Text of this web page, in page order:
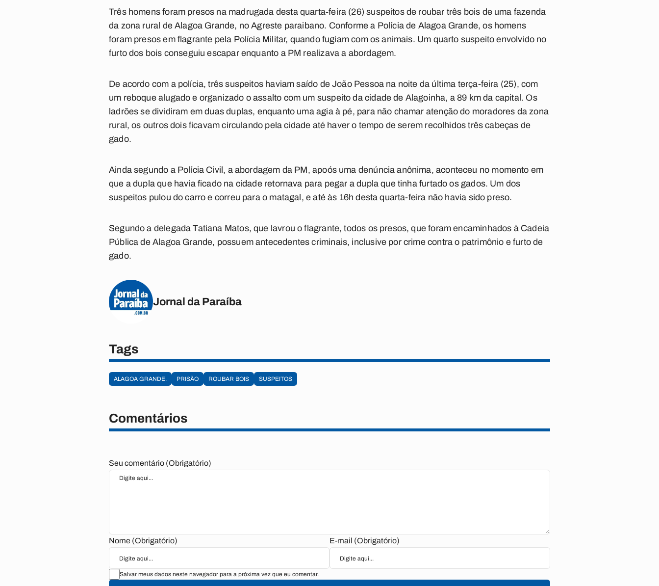
Três homens foram presos na madrugada desta quarta-feira (26) suspeitos de roubar três bois de uma fazenda
da zona rural de Alagoa Grande, no Agreste paraibano. Conforme a Polícia de Alagoa Grande, os homens
foram presos em flagrante pela Polícia Militar, quando fugiam com os animais. Um quarto suspeito envolvido no
furto dos bois conseguiu escapar enquanto a PM realizava a abordagem.
De acordo com a polícia, três suspeitos haviam saído de João Pessoa na noite da última terça-feira (25), com
um reboque alugado e organizado o assalto com um suspeito da cidade de Alagoinha, a 89 km da capital. Os
ladrões se dividiram em duas duplas, enquanto uma agia à pé, para não chamar atenção do moradores da zona
rural, os outros dois ficavam circulando pela cidade até haver o tempo de serem recolhidos três cabeças de
gado.
Ainda segundo a Polícia Civil, a abordagem da PM, apoós uma denúncia anônima, aconteceu no momento em
que a dupla que havia ficado na cidade retornava para pegar a dupla que tinha furtado os gados. Um dos
suspeitos pulou do carro e correu para o matagal, e até às 16h desta quarta-feira não havia sido preso.
Segundo a delegada Tatiana Matos, que lavrou o flagrante, todos os presos, que foram encaminhados à Cadeia
Pública de Alagoa Grande, possuem antecedentes criminais, inclusive por crime contra o patrimônio e furto de
gado.
Jornal da Paraíba
Tags
ALAGOA GRANDE. PRISÃO ROUBAR BOIS SUSPEITOS
Comentários
Seu comentário (Obrigatório)
Nome (Obrigatório) E-mail (Obrigatório)
Salvar meus dados neste navegador para a próxima vez que eu comentar.